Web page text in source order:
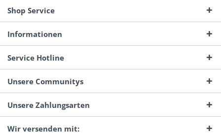
Shop Service
Informationen
Service Hotline
Unsere Communitys
Unsere Zahlungsarten
Wir versenden mit: